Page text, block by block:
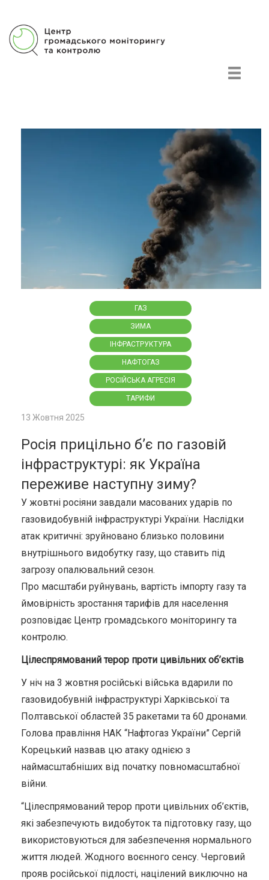
ГАЗ
ЗИМА
ІНФРАСТРУКТУРА
НАФТОГАЗ
РОСІЙСЬКА АГРЕСІЯ
ТАРИФИ
13 Жовтня 2025
Росія прицільно б’є по газовій
інфраструктурі: як Україна
переживе наступну зиму?
У жовтні росіяни завдали масованих ударів по
газовидобувній інфраструктурі України. Наслідки
атак критичні: зруйновано близько половини
внутрішнього видобутку газу, що ставить під
загрозу опалювальний сезон.
Про масштаби руйнувань, вартість імпорту газу та
ймовірність зростання тарифів для населення
розповідає Центр громадського моніторингу та
контролю.
Цілеспрямований терор проти цивільних об’єктів
У ніч на 3 жовтня російські війська вдарили по
газовидобувній інфраструктурі Харківської та
Полтавської областей 35 ракетами та 60 дронами.
Голова правління НАК “Нафтогаз України” Сергій
Корецький назвав цю атаку однією з
наймасштабніших від початку повномасштабної
війни.
“Цілеспрямований терор проти цивільних об’єктів,
які забезпечують видобуток та підготовку газу, що
використовуються для забезпечення нормального
життя людей. Жодного воєнного сенсу. Черговий
прояв російської підлості, націлений виключно на